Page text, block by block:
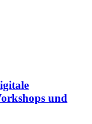
und